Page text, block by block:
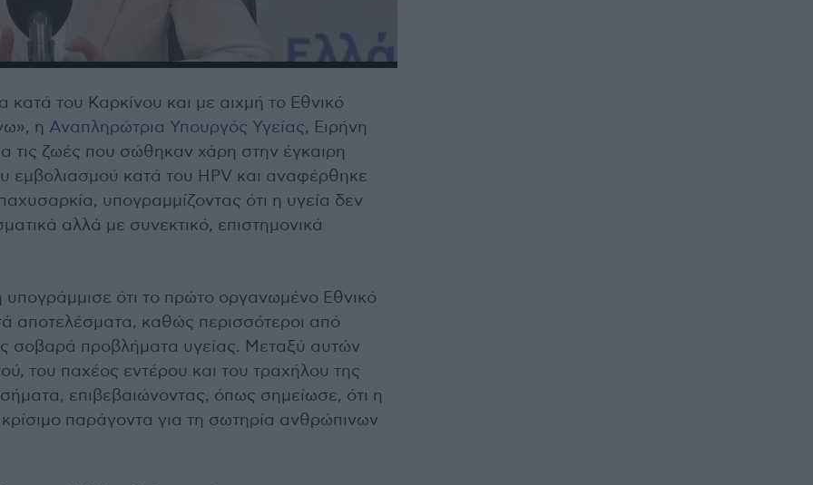
του Καρκίνου και με αιχμή το Εθνικό
η Αναπληρώτρια Υπουργός Υγείας, Ειρήνη
τις ζωές που σώθηκαν χάρη στην έγκαιρη
εμβολιασμού κατά του HPV και αναφέρθηκε
υπογραμμίζοντας ότι η υγεία δεν
αλλά με συνεκτικό, επιστημονικά
ότι το πρώτο οργανωμένο Εθνικό
αποτελέσματα, καθώς περισσότεροι από
σοβαρά προβλήματα υγείας. Μεταξύ αυτών
του παχέος εντέρου και του τραχήλου της
επιβεβαιώνοντας, όπως σημείωσε, ότι η
παράγοντα για τη σωτηρία ανθρώπινων